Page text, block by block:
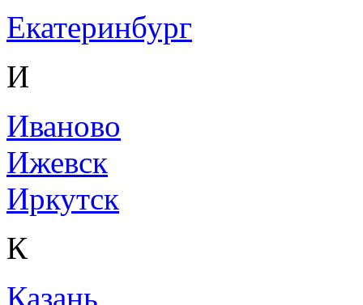
Екатеринбург
И
Иваново
Ижевск
Иркутск
К
Казань